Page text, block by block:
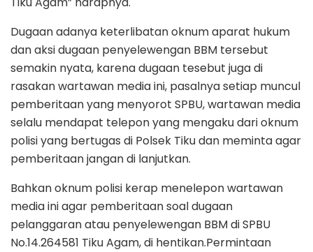
Dugaan adanya keterlibatan oknum aparat hukum
dan aksi dugaan penyelewengan BBM tersebut
semakin nyata, karena dugaan tesebut juga di
rasakan wartawan media ini, pasalnya setiap muncul
pemberitaan yang menyorot SPBU, wartawan media
selalu mendapat telepon yang mengaku dari oknum
polisi yang bertugas di Polsek Tiku dan meminta agar
pemberitaan jangan di lanjutkan.
Bahkan oknum polisi kerap menelepon wartawan
media ini agar pemberitaan soal dugaan
pelanggaran atau penyelewengan BBM di SPBU
No.14.264581 Tiku Agam, di hentikan.Permintaan